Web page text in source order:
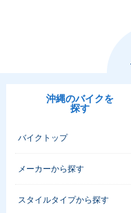
沖縄のバイクを
探す
バイクトップ
メーカーから探す
スタイルタイプから探す